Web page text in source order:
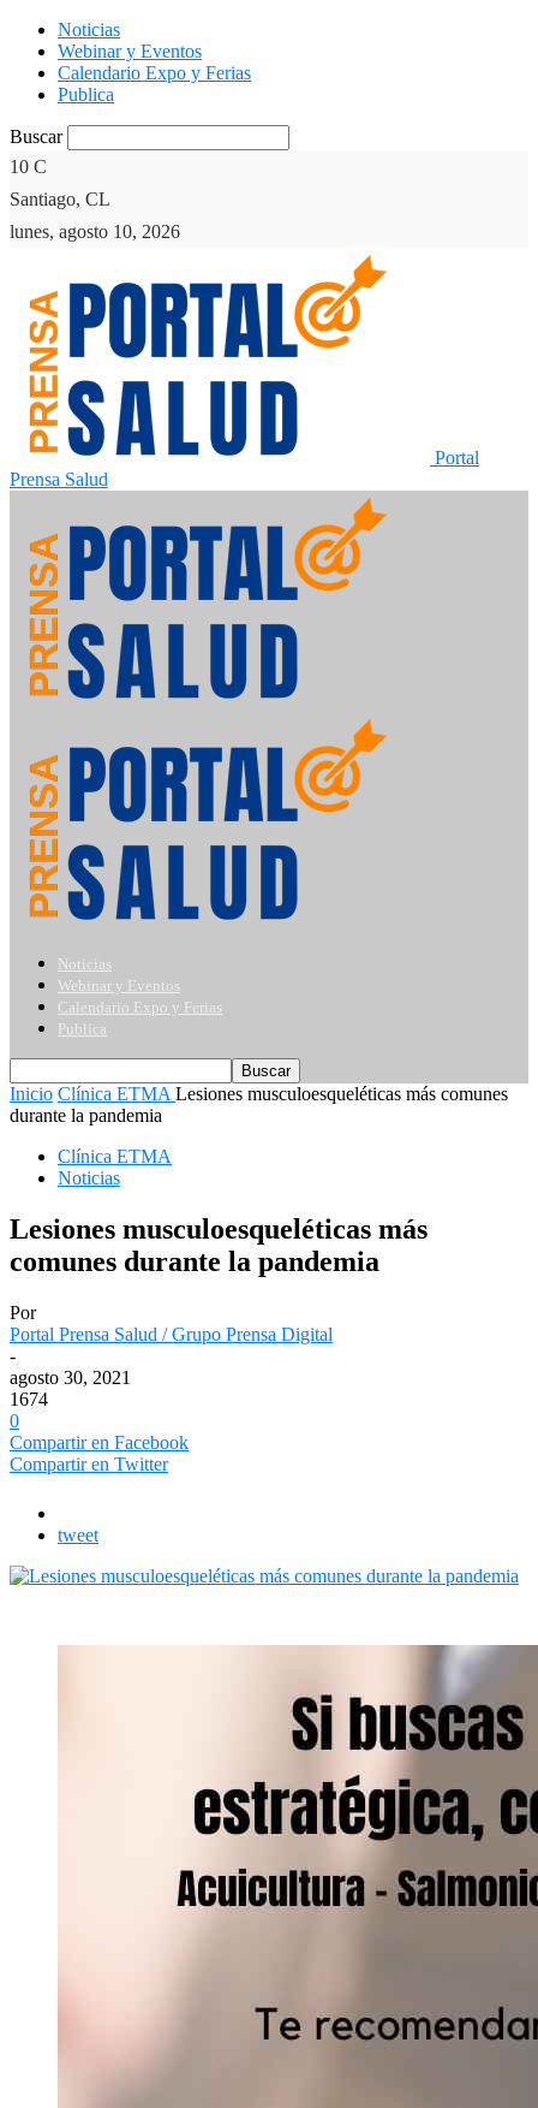
Noticias
Webinar y Eventos
Calendario Expo y Ferias
Publica
Buscar
10 C
Santiago, CL
lunes, agosto 10, 2026
Portal
Prensa Salud
Noticias
Webinar y Eventos
Calendario Expo y Ferias
Publica
Inicio Clínica ETMA Lesiones musculoesqueléticas más comunes
durante la pandemia
Clínica ETMA
Noticias
Lesiones musculoesqueléticas más
comunes durante la pandemia
Por
Portal Prensa Salud / Grupo Prensa Digital
-
agosto 30, 2021
1674
0
Compartir en Facebook
Compartir en Twitter
tweet